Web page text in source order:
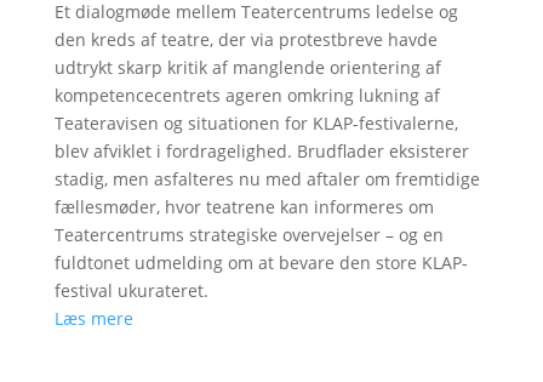
Et dialogmøde mellem Teatercentrums ledelse og
den kreds af teatre, der via protestbreve havde
udtrykt skarp kritik af manglende orientering af
kompetencecentrets ageren omkring lukning af
Teateravisen og situationen for KLAP-festivalerne,
blev afviklet i fordragelighed. Brudflader eksisterer
stadig, men asfalteres nu med aftaler om fremtidige
fællesmøder, hvor teatrene kan informeres om
Teatercentrums strategiske overvejelser – og en
fuldtonet udmelding om at bevare den store KLAP-
festival ukurateret.
Læs mere